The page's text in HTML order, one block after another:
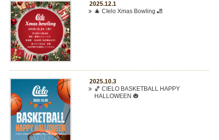
2025.12.1
🎄 CIelo Xmas Bowling 🎳
2025.10.3
🏀 CIELO BASKETBALL HAPPY
HALLOWEEN 🎃